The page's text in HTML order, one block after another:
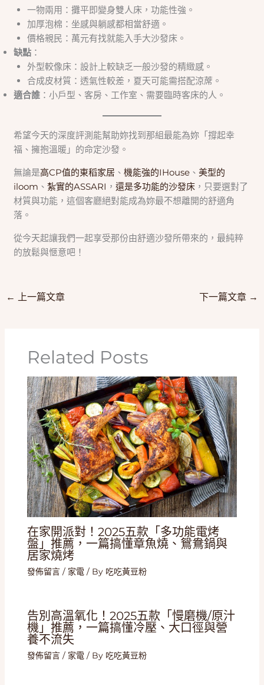
一物兩用：攤平即變身雙人床，功能性強。
加厚泡棉：坐感與躺感都相當舒適。
價格親民：萬元有找就能入手大沙發床。
缺點 ：
外型較像床：設計上較缺乏一般沙發的精緻感。
合成皮材質：透氣性較差，夏天可能需搭配涼蓆。
適合誰 ：小戶型、客房、工作室、需要臨時客床的人。
希望今天的深度評測能幫助妳找到那組最能為妳「撐起幸
福、擁抱溫暖」的命定沙發。
無論是高CP值的東稻家居 、機能強的IHouse 、美型的
iloom 、紮實的ASSARI ，還是多功能的沙發床 ，只要選對了
材質與功能，這個客廳絕對能成為妳最不想離開的舒適角
落。
從今天起讓我們一起享受那份由舒適沙發所帶來的，最純粹
的放鬆與愜意吧！
← 上一篇文章 下一篇文章 →
Related Posts
在家開派對！2025五款「多功能電烤
盤」推薦，一篇搞懂章魚燒、鴛鴦鍋與
居家燒烤
發佈留言 / 家電/ By 吃吃黃豆粉
告別高溫氧化！2025五款「慢磨機/原汁
機」推薦，一篇搞懂冷壓、大口徑與營
養不流失
發佈留言 / 家電/ By 吃吃黃豆粉